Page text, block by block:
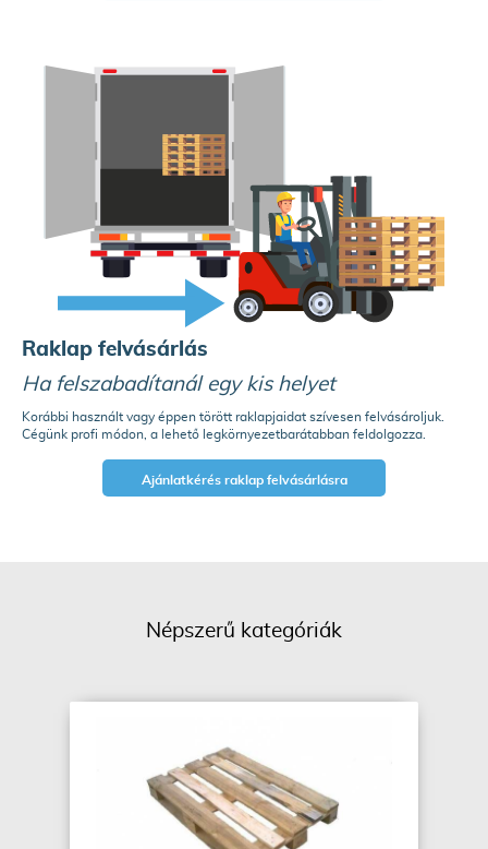
Raklap felvásárlás
Ha felszabadítanál egy kis helyet
Korábbi használt vagy éppen törött raklapjaidat szívesen felvásároljuk.
Cégünk profi módon, a lehető legkörnyezetbarátabban feldolgozza.
Ajánlatkérés raklap felvásárlásra
Népszerű kategóriák